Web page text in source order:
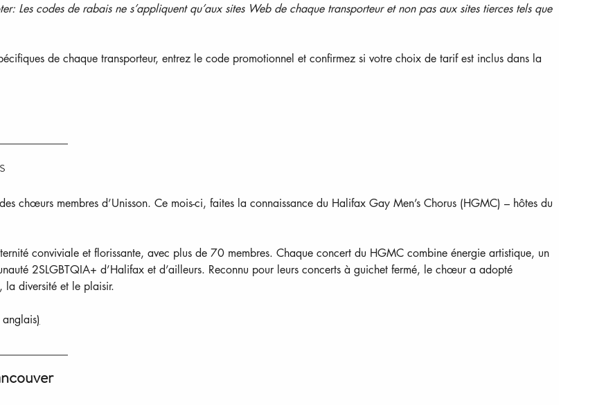
Les codes de rabais ne s’appliquent qu’aux sites Web de chaque transporteur et non pas aux sites tierces tels que
de chaque transporteur, entrez le code promotionnel et confirmez si votre choix de tarif est inclus dans la
chœurs membres d’Unisson. Ce mois-ci, faites la connaissance du Halifax Gay Men’s Chorus (HGMC) – hôtes du
conviviale et florissante, avec plus de 70 membres. Chaque concert du HGMC combine énergie artistique, un
2SLGBTQIA+ d’Halifax et d’ailleurs. Reconnu pour leurs concerts à guichet fermé, le chœur a adopté
la diversité et le plaisir.
)